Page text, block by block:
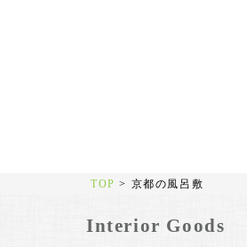
TOP > 京都の風呂敷
Interior Goods